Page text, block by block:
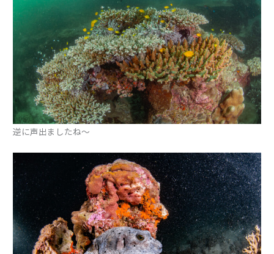
逆に声出ましたね〜